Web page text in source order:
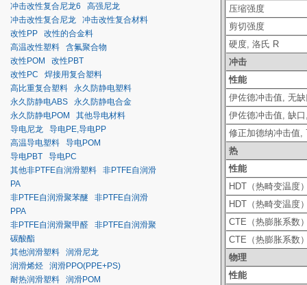
压缩强度
剪切强度
硬度, 洛氏 R
冲击
性能
伊佐德冲击值, 无
伊佐德冲击值, 缺
修正加德纳冲击值,
热
性能
HDT （热畸变温度
HDT （热畸变温度
CTE（热膨胀系数
CTE（热膨胀系数
物理
性能
冲击改性复合尼龙6
高强尼龙
冲击改性复合尼龙
冲击改性复合材料
改性PP
改性的合金料
高温改性塑料
含氟聚合物
改性POM
改性PBT
改性PC
焊接用复合塑料
高比重复合塑料
永久防静电塑料
永久防静电ABS
永久防静电合金
永久防静电POM
其他导电材料
导电尼龙
导电PE,导电PP
高温导电塑料
导电POM
导电PBT
导电PC
其他非PTFE自润滑塑料
非PTFE自润滑
PA
非PTFE自润滑聚苯醚
非PTFE自润滑
PPA
非PTFE自润滑聚甲醛
非PTFE自润滑聚
碳酸酯
其他润滑塑料
润滑尼龙
润滑烯烃
润滑PPO(PPE+PS)
耐热润滑塑料
润滑POM